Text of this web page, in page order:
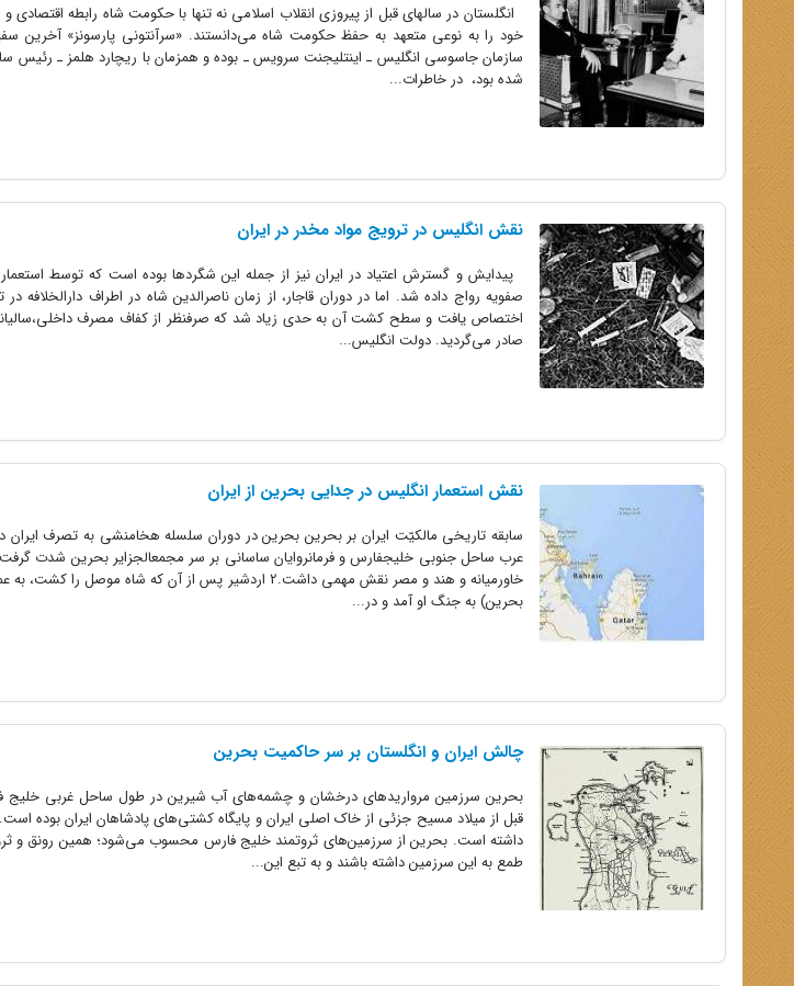
انگلستان در سالهای قبل از پیروزی انقلاب اسلامی نه تنها با حکومت شاه رابطه
خود را به نوعی متعهد به حفظ حکومت شاه می‌دانستند. «سرآنتونی پارسونز» آخرین سفیر
سازمان جاسوسی انگلیس ـ اینتلیجنت سرویس ـ بوده و همزمان با ریچارد هلمز ـ رئیس
شده بود، در خاطرات...
نقش انگلیس در ترویج مواد مخدر در ایران
پیدایش و گسترش اعتیاد در ایران نیز از جمله این شگردها بوده است که توسط
صفویه رواج داده شد. اما در دوران قاجار، از زمان ناصرالدین شاه در اطراف
اختصاص یافت و سطح کشت آن به حدی زیاد شد که صرفنظر از کفاف مصرف
صادر می‌گردید. دولت انگلیس...
نقش استعمار انگلیس در جدایی بحرین از ایران
عرب ساحل جنوبی خلیجفارس و فرمانروایان ساسانی بر سر مجمعالجزایر بحرین شدت گرفت،
خاورمیانه و هند و مصر نقش مهمی داشت.2 اردشیر پس از آن که
بحرین) به جنگ او آمد و در...
چالش ایران و انگلستان بر سر حاکمیت بحرین
بحرین سرزمین مرواریدهای درخشان و چشمه‌های آب شیرین در طول ساحل غربی خلیج
قبل از میلاد مسیح جزئی از خاک اصلی ایران و پایگاه کشتی‌های پادشاهان ایران بوده
داشته است. بحرین از سرزمین‌های ثروتمند خلیج فارس محسوب می‌شود؛ همین رونق و
طمع به این سرزمین داشته باشند و به تبع این...